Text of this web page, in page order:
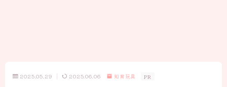
2025.05.29 2025.06.06 知育玩具 PR